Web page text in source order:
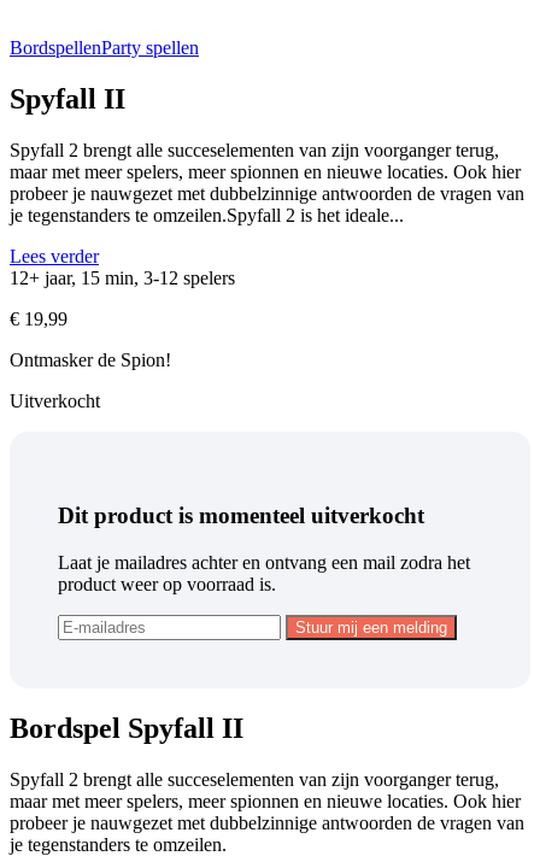
BordspellenParty spellen
Spyfall II
Spyfall 2 brengt alle succeselementen van zijn voorganger terug,
maar met meer spelers, meer spionnen en nieuwe locaties. Ook hier
probeer je nauwgezet met dubbelzinnige antwoorden de vragen van
je tegenstanders te omzeilen.Spyfall 2 is het ideale...
Lees verder
12+ jaar, 15 min, 3-12 spelers
€ 19,99
Ontmasker de Spion!
Uitverkocht
Dit product is momenteel uitverkocht
Laat je mailadres achter en ontvang een mail zodra het
product weer op voorraad is.
Bordspel Spyfall II
Spyfall 2 brengt alle succeselementen van zijn voorganger terug,
maar met meer spelers, meer spionnen en nieuwe locaties. Ook hier
probeer je nauwgezet met dubbelzinnige antwoorden de vragen van
je tegenstanders te omzeilen.